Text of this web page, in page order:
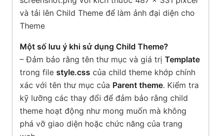
và tải lên Child Theme để làm ảnh đại diện cho
Theme
Một số lưu ý khi sử dụng Child Theme?
– Đảm bảo rằng tên thư mục và giá trịTemplate
trong filestyle.css của child theme khớp chính
xác với tên thư mục của Parent theme. Kiểm tra
kỹ lưỡng các thay đổi để đảm bảo rằng child
theme hoạt động như mong muốn mà không
phá vỡ giao diện hoặc chức năng của trang